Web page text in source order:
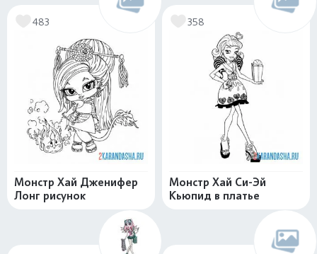
483
Монстр Хай Дженифер
Лонг рисунок
358
Монстр Хай Си-Эй
Кьюпид в платье